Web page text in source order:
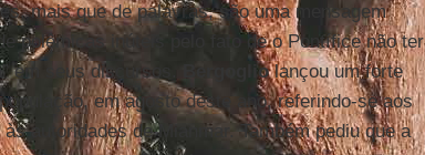
mais que de palavras, são uma mensagem
polêmicas inúteis pelo fato de o Pontífice não ter
” em seus discursos. Bergogliolançou um forte
em agosto deste ano, referindo-se aos
autoridades de Mianmar. Também pediu que a